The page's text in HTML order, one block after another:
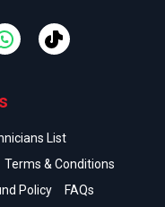
List
Terms & Conditions
Policy FAQs